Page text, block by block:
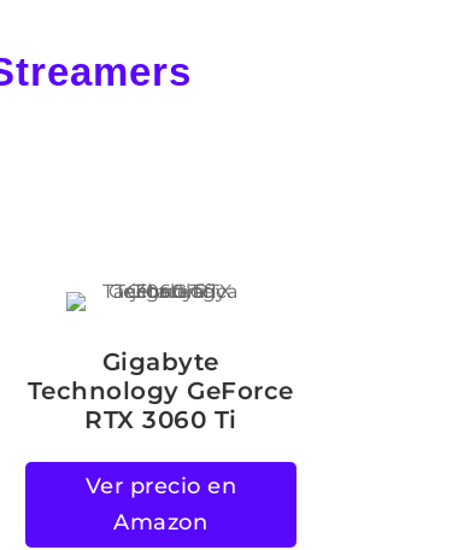
Gigabyte
Technology GeForce
RTX 3060 Ti
Ver precio en
Amazon